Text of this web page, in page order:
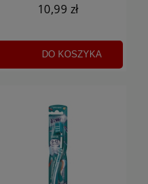
10,99 zł
DO KOSZYKA